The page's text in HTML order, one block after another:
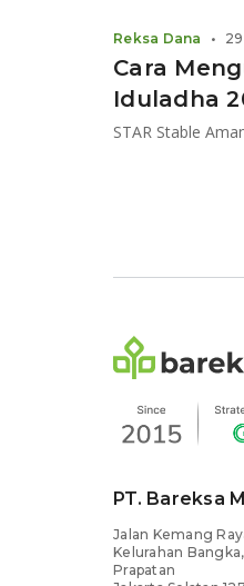
Cara
Iduladha
Reksa Dana •
PT. Bareksa
Jalan Kemang
Kelurahan
Prapatan